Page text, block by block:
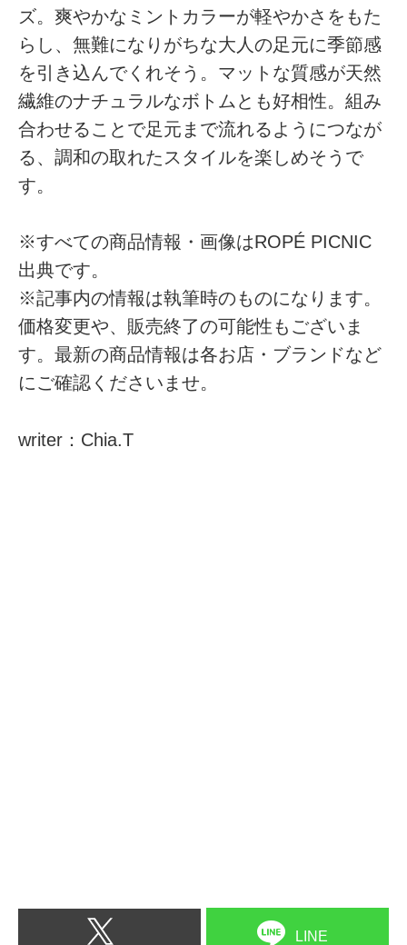
ズ。爽やかなミントカラーが軽やかさをもた
らし、無難になりがちな大人の足元に季節感
を引き込んでくれそう。マットな質感が天然
繊維のナチュラルなボトムとも好相性。組み
合わせることで足元まで流れるようにつなが
る、調和の取れたスタイルを楽しめそうで
す。
※すべての商品情報・画像はROPÉ PICNIC
出典です。
※記事内の情報は執筆時のものになります。
価格変更や、販売終了の可能性もございま
す。最新の商品情報は各お店・ブランドなど
にご確認くださいませ。
writer：Chia.T
LINE